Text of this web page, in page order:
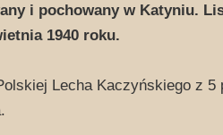
i pochowany w Katyniu.
1940 roku.
Lecha Kaczyńskiego z 5